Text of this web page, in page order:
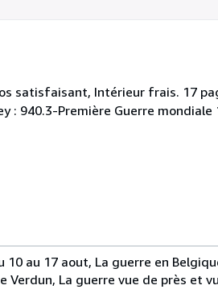
satisfaisant, Intérieur frais. 17
: 940.3-Première Guerre mondiale
10 au 17 aout, La guerre en
Verdun, La guerre vue de près et